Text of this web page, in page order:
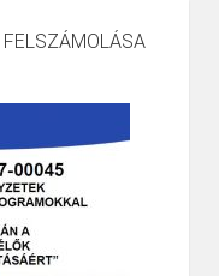
FELSZÁMOLÁSA